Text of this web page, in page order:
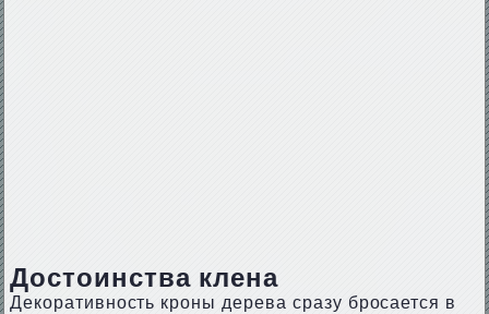
Достоинства клена
Декоративность кроны дерева сразу бросается в